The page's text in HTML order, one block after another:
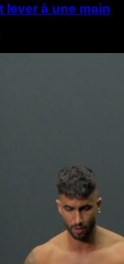
lever à une main